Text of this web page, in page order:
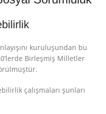
kuruluşundan bu
Birleşmiş Milletler
.
çalışmaları şunları